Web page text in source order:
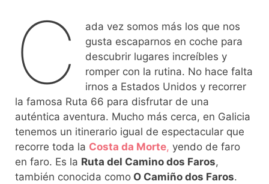
C
ada vez somos más los que nos
gusta escaparnos en coche para
descubrir lugares increíbles y
romper con la rutina. No hace falta
irnos a Estados Unidos y recorrer
la famosa Ruta 66 para disfrutar de una
auténtica aventura. Mucho más cerca, en Galicia
tenemos un itinerario igual de espectacular que
recorre toda la Costa da Morte, yendo de faro
en faro. Es la Ruta del Camino dos Faros,
también conocida como O Camiño dos Faros.